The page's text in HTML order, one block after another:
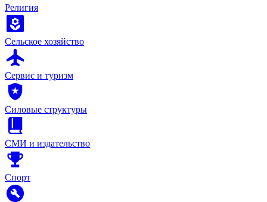
Религия
Сельское хозяйство
Сервис и туризм
Силовые структуры
СМИ и издательство
Спорт